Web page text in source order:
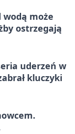
może
ostrzegają
uderzeń w
kluczyki